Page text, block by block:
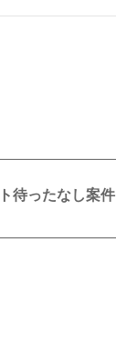
待ったなし案件